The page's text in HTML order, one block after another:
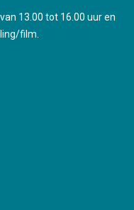
13.00 tot 16.00 uur en
film.